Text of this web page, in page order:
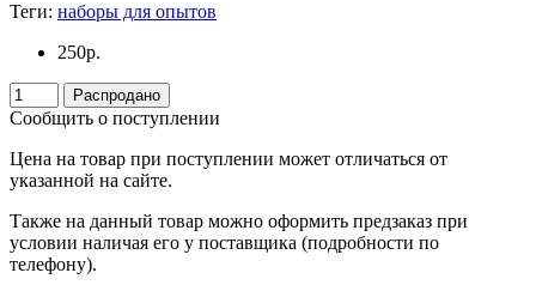
Теги: наборы для опытов
250р.
Распродано
Сообщить о поступлении
Цена на товар при поступлении может отличаться от
указанной на сайте.
Также на данный товар можно оформить предзаказ при
условии наличая его у поставщика (подробности по
телефону).